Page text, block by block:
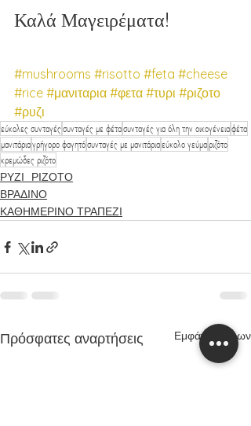
Καλά Μαγειρέματα!
#mushrooms #risotto #feta #cheese
#rice #μανιταρια #φετα #τυρι #ριζοτο
#ρυζι
εύκολες συνταγέςσυνταγές με φέτασυνταγές για όλη την οικογένειαφέτα
μανιτάριαγρήγορο φαγητόσυνταγές με μανιτάριαεύκολο γεύμαριζότο
κρεμώδες ριζότο
ΡΥΖΙ_ΡΙΖΟΤΟ
ΒΡΑΔΙΝΟ
ΚΑΘΗΜΕΡΙΝΟ ΤΡΑΠΕΖΙ
Πρόσφατες αναρτήσεις Εμφάνιση όλων